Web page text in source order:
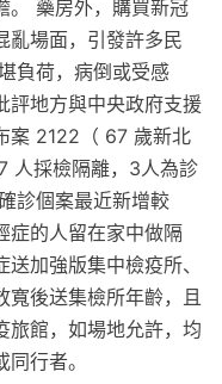
。 藥房外，購買新冠
亂場面，引發許多民
負荷，病倒或受感
評地方與中央政府支援
案 2122（ 67 歲新北
人採檢隔離，3人為診
診個案最近新增較
症的人留在家中做隔
加強版集中檢疫所、
寬後送集檢所年齡，且
旅館，如場地允許，均
行者。